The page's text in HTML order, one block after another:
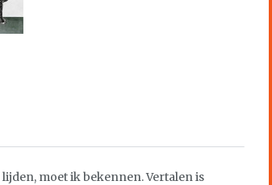
moet ik bekennen. Vertalen is